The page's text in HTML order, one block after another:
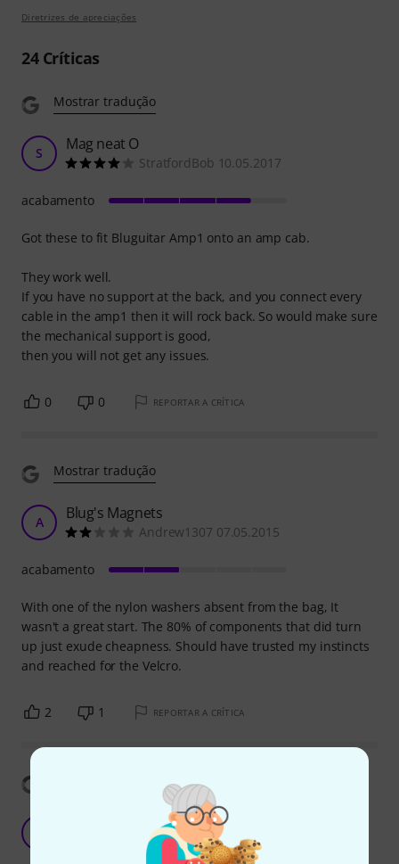
Diretrizes de apreciações
24Críticas
Mostrar tradução
S Mag neat O
StratfordBob 10.05.2017
Got these to fit Bluguitar Amp1 onto an amp cab.
They work well.
If you have no support at the back, and you connect every
cable in the amp1 then it will rock back. So would make sure
the mechanical support is good,
then you will not get any issues.
acabamento
0 0 REPORTAR A CRÍTICA
Mostrar tradução
A Blug's Magnets
Andrew1307 07.05.2015
With one of the nylon washers absent from the bag, It
wasn't a great start. The 80% of components that did turn
up just exude cheapness. Should have trusted my instincts
and reached for the Velcro.
acabamento
2 1 REPORTAR A CRÍTICA
Madruga 07.02.2023